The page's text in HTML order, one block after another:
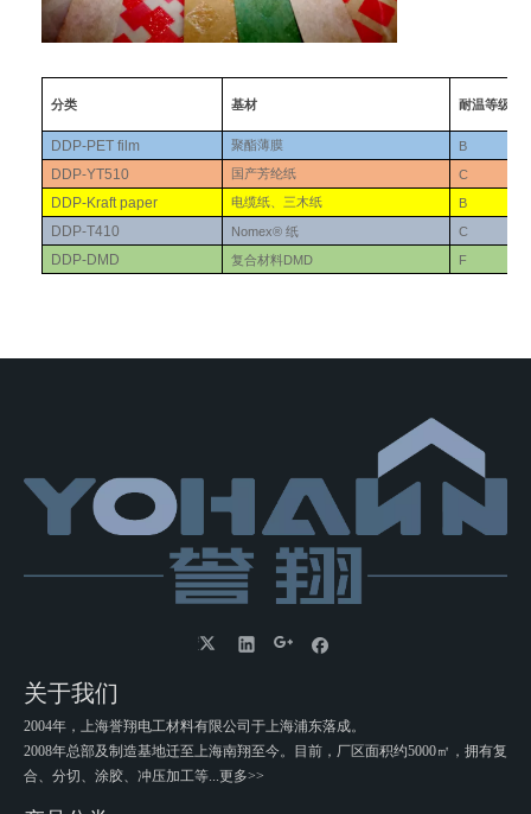
分类 基材 耐温等级
DDP-PET film 聚酯薄膜 B
DDP-YT510 国产芳纶纸 C
DDP-Kraft paper 电缆纸、三木纸 B
DDP-T410 Nomex®纸 C
DDP-DMD 复合材料DMD F
关于我们
2004年，上海誉翔电工材料有限公司于上海浦东落成。
2008年总部及制造基地迁至上海南翔至今。目前，厂区面积约5000㎡，拥有复
合、分切、涂胶、冲压加工等...更多>>